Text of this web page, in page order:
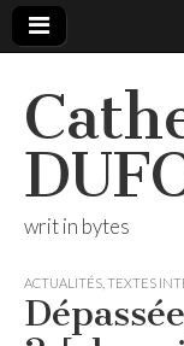
writ in bytes
ACTUALITÉS TEXTES